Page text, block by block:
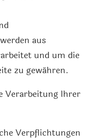
aus
und um die
zu gewähren.
Verarbeitung Ihrer
Verpflichtungen